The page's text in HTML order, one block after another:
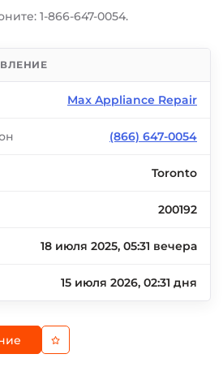
1-866-647-0054.
Max Appliance Repair
(866) 647-0054
Toronto
200192
18 июля 2025, 05:31 вечера
15 июля 2026, 02:31 дня